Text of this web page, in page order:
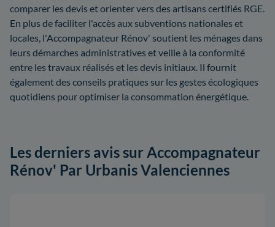
comparer les devis et orienter vers des artisans certifiés RGE.
En plus de faciliter l'accès aux subventions nationales et
locales, l'Accompagnateur Rénov' soutient les ménages dans
leurs démarches administratives et veille à la conformité
entre les travaux réalisés et les devis initiaux. Il fournit
également des conseils pratiques sur les gestes écologiques
quotidiens pour optimiser la consommation énergétique.
Les derniers avis sur Accompagnateur
Rénov' Par Urbanis Valenciennes